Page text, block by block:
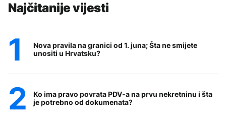
Najčitanije vijesti
Nova pravila na granici od 1. juna; Šta ne smijete
unositi u Hrvatsku?
Ko ima pravo povrata PDV-a na prvu nekretninu i šta
je potrebno od dokumenata?